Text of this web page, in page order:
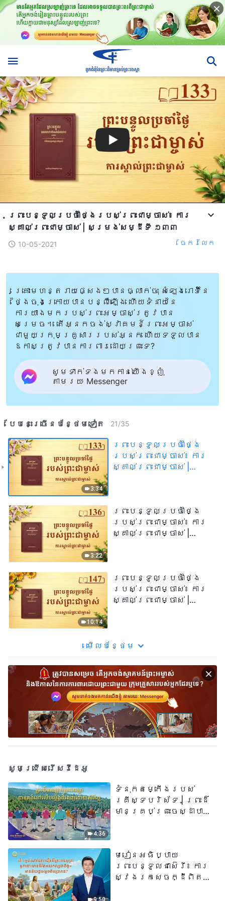
ព្រះបន្ទូលប្រចាំថ្ងៃរបស់ព្រះជាម្ចាស់៖ ការ
ស្គាល់ព្រះជាម្ចាស់ | សម្រង់​សម្ដីទី ១៣៣
10-05-2021 ចែក​រំលែក
គ្រោះមហន្តរាយផ្សេងៗបានធ្លាក់ចុះ សំឡេងរោទិ៍នៃ
ថ្ងៃចុងក្រោយបានបន្លឺឡើង ហើយទំនាយនៃ
ការយាងមករបស់ព្រះអម្ចាស់ត្រូវបាន
សម្រេច។ តើអ្នកចង់ស្វាគមន៍ព្រះអម្ចាស់
ជាមួយក្រុមគ្រួសាររបស់អ្នក ហើយទទួលបាន
ឱកាសត្រូវបានការពារដោយព្រះទេ?
សូមទាក់ទងមកកាន់យើងខ្ញុំ
តាមរយៈ Messenger
បែបនេះ​ច្រើនបន្ថែម​ទៀត​ 21/35
3:34
ព្រះបន្ទូលប្រចាំថ្ងៃ
របស់ព្រះជាម្ចាស់៖ ការ
ស្គាល់ព្រះជាម្ចាស់ |
3:22
ព្រះបន្ទូលប្រចាំថ្ងៃ
របស់ព្រះជាម្ចាស់៖ ការ
ស្គាល់ព្រះជាម្ចាស់ |
10:14
ព្រះបន្ទូលប្រចាំថ្ងៃ
របស់ព្រះជាម្ចាស់៖ ការ
ស្គាល់ព្រះជាម្ចាស់ |
មើល​​បន្ថែម​
សូមជ្រើសរើសវីដេអូ
4:36
ទំនុកតម្កើង​របស់​
គ្រីស្ទបរិស័ទ​ | ព្រះដ៏
មានគ្រប់ព្រះចេស្ដាបាន
9:50
មេរៀនអធិប្បាយ
ព្រះបន្ទូលជាស៊េរី៖ ការ
ស្វែងរកសេចក្ដីពិតនៅ